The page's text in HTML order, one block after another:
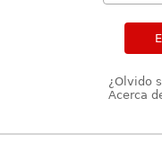
¿Olvido
Acerca